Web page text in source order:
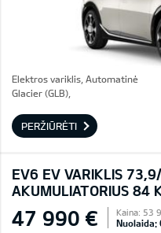
Elektros variklis, Automatinė
Glacier (GLB),
PERŽIŪRĖTI
EV6 EV VARIKLIS
AKUMULIATORIUS 84
47 990 € Kaina: 53
Nuolaida: